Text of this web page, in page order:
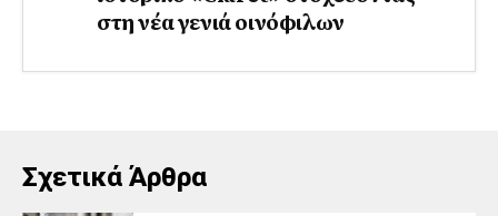
στη νέα γενιά οινόφιλων
Σχετικά Άρθρα